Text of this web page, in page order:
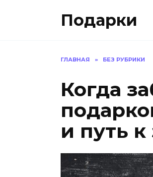
Подарки
ГЛАВНАЯ » БЕЗ РУБРИКИ
Когда
и путь